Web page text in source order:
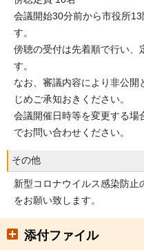
会議開始30分前から市役所
す。
傍聴の受付は先着順で行い、
す。
なお、審議内容により非公
じめご承知おきください。
会議開催日時等を変更する場
でお問い合わせください。
その他
新型コロナウイルス感染防止
をお願い致します。
添付ファイル